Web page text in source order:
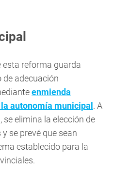
reforma guarda
de adecuación
enmienda
autonomía municipal . A
elimina la elección de
se prevé que sean
establecido para la